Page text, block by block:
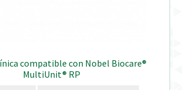
compatible con Nobel Biocare®
MultiUnit® RP